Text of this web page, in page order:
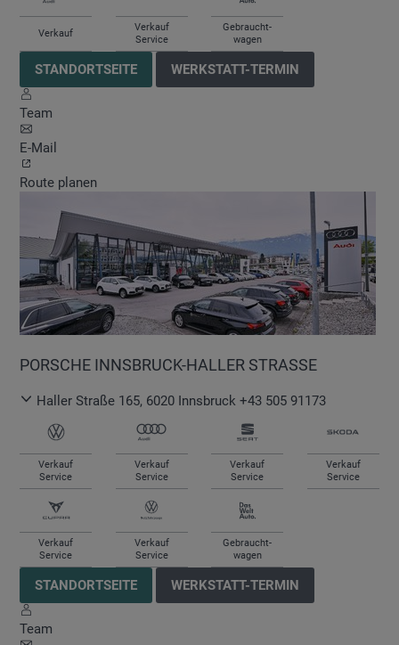
Verkauf
Verkauf
Service
Gebraucht-
wagen
STANDORTSEITE WERKSTATT-TERMIN
Team
E-Mail
Route planen
PORSCHE INNSBRUCK-HALLER STRASSE
Haller Straße 165, 6020 Innsbruck +43 505 91173
Verkauf
Service
Verkauf
Service
Verkauf
Service
Verkauf
Service
Verkauf
Service
Verkauf
Service
Gebraucht-
wagen
STANDORTSEITE WERKSTATT-TERMIN
Team